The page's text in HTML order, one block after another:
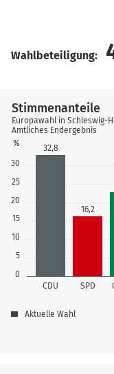
Wahlbeteiligung:
0
5
10
15
20
25
30
%
CDU SPD
32,8
16,2
Stimmenanteile
Europawahl in Schleswig-
Amtliches Endergebnis
Aktuelle Wahl